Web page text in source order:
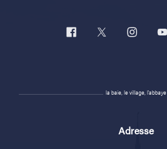
la baie, le village, l'abbaye
Adresse